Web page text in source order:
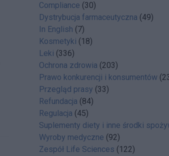
Compliance (30)
Dystrybucja farmaceutyczna (49)
In English (7)
Kosmetyki (18)
Leki (336)
Ochrona zdrowia (203)
Prawo konkurencji i konsumentów
Przegląd prasy (33)
Refundacja (84)
Regulacja (45)
Suplementy diety i inne środki
Wyroby medyczne (92)
Zespół Life Sciences (122)